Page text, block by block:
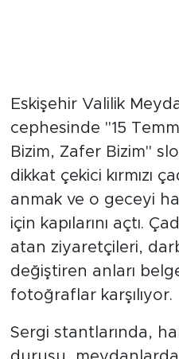
Eskişehir Valilik
cephesinde "15
Bizim, Zafer Bizim"
dikkat çekici kırmızı
anmak ve o geceyi
için kapılarını açtı.
atan ziyaretçileri,
değiştiren anları
fotoğraflar karşılıyor.
Sergi stantlarında,